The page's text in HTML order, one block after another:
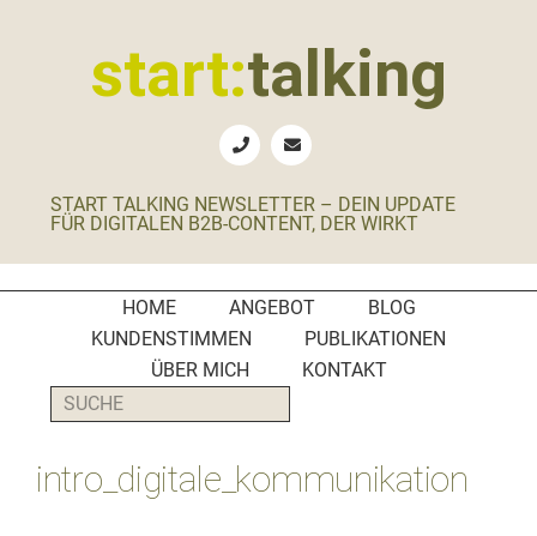
start:talking
B2B-
Social
Media
Manager
PR-
Agenturen
START TALKING NEWSLETTER – DEIN UPDATE
FÜR DIGITALEN B2B-CONTENT, DER WIRKT
HOME ANGEBOT
BLOG
KUNDENSTIMMEN
PUBLIKATIONEN
ÜBER MICH
KONTAKT
SUCHE
intro_digitale_kommunikation